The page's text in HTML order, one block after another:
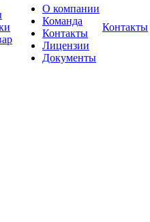
О компании
Команда
Контакты
Лицензии
Документы
Контакты